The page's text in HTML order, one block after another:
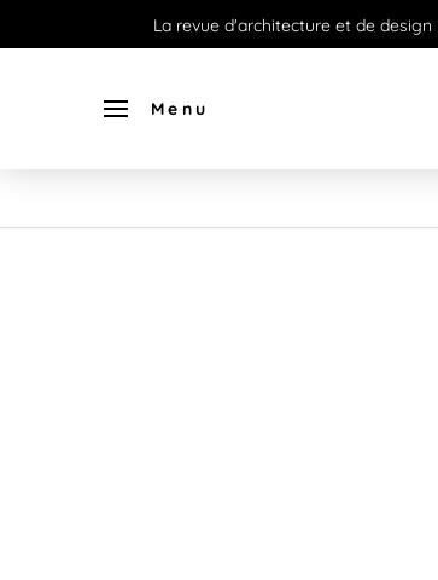
La revue d'architecture et de design
Menu